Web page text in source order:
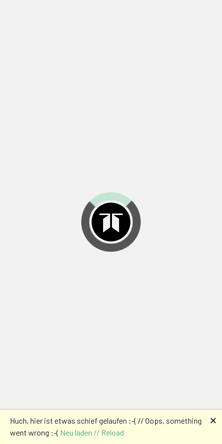
Huch, hier ist etwas schief gelaufen :-( // Oops, something
went wrong :-( Neu laden // Reload
🗙